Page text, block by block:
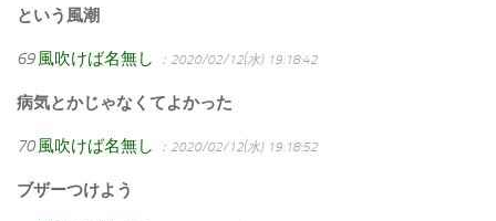
という風潮
69 風吹けば名無し ：2020/02/12(水) 19:18:42
病気とかじゃなくてよかった
70 風吹けば名無し ：2020/02/12(水) 19:18:52
ブザーつけよう